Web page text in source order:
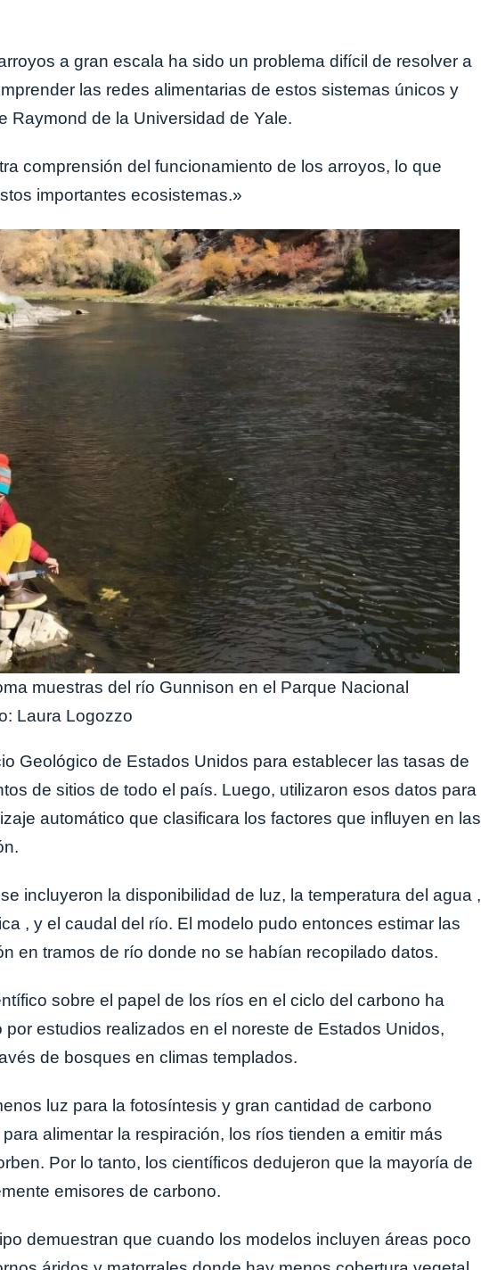
a gran escala ha sido un problema difícil de resolver a
las redes alimentarias de estos sistemas únicos y
Raymond de la Universidad de Yale.
comprensión del funcionamiento de los arroyos, lo que
importantes ecosistemas.»
muestras del río Gunnison en el Parque Nacional
Laura Logozzo
Geológico de Estados Unidos para establecer las tasas de
de sitios de todo el país. Luego, utilizaron esos datos para
automático que clasificara los factores que influyen en las
incluyeron la disponibilidad de luz, la temperatura del agua ,
, y el caudal del río. El modelo pudo entonces estimar las
en tramos de río donde no se habían recopilado datos.
sobre el papel de los ríos en el ciclo del carbono ha
estudios realizados en el noreste de Estados Unidos,
de bosques en climas templados.
luz para la fotosíntesis y gran cantidad de carbono
alimentar la respiración, los ríos tienden a emitir más
Por lo tanto, los científicos dedujeron que la mayoría de
emisores de carbono.
demuestran que cuando los modelos incluyen áreas poco